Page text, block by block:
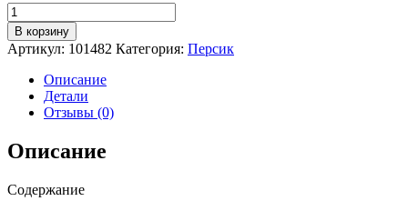
Количество
товара
Персик
сорт
"Мореттини":
особенности
выращивания
раннего
ярко-
розового
В корзину
Артикул: 101482 Категория: Персик
Описание
Детали
Отзывы (0)
Описание
Содержание